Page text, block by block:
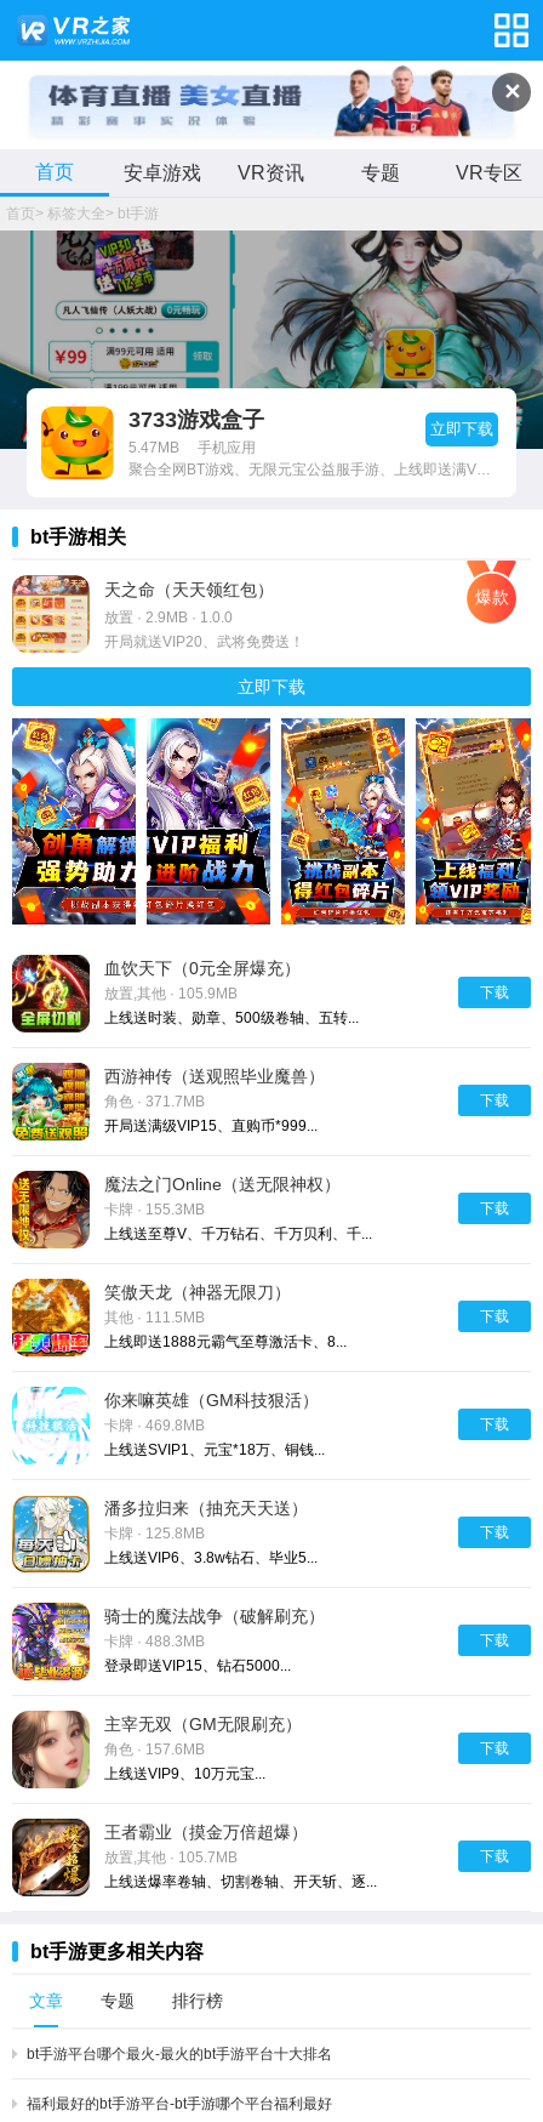
✕
首页 安卓游戏 VR资讯 专题 VR专区
首页> 标签大全> bt手游
3733游戏盒子
5.47MB
手机应用
立即下载
bt手游相关
爆款
天之命（天天领红包）
放置 · 2.9MB · 1.0.0
开局就送VIP20、武将免费送！
立即下载
血饮天下（0元全屏爆充）
放置,其他 · 105.9MB
上线送时装、勋章、500级卷轴、五转...
下载
西游神传（送观照毕业魔兽）
角色 · 371.7MB
开局送满级VIP15、直购币*999...
下载
魔法之门Online（送无限神权）
卡牌 · 155.3MB
上线送至尊V、千万钻石、千万贝利、千...
下载
笑傲天龙（神器无限刀）
其他 · 111.5MB
上线即送1888元霸气至尊激活卡、8...
下载
你来嘛英雄（GM科技狠活）
卡牌 · 469.8MB
上线送SVIP1、元宝*18万、铜钱...
下载
潘多拉归来（抽充天天送）
卡牌 · 125.8MB
上线送VIP6、3.8w钻石、毕业5...
下载
骑士的魔法战争（破解刷充）
卡牌 · 488.3MB
登录即送VIP15、钻石5000...
下载
主宰无双（GM无限刷充）
角色 · 157.6MB
上线送VIP9、10万元宝...
下载
王者霸业（摸金万倍超爆）
放置,其他 · 105.7MB
上线送爆率卷轴、切割卷轴、开天斩、逐...
下载
bt手游更多相关内容
文章 专题 排行榜
bt手游平台哪个最火-最火的bt手游平台十大排名
福利最好的bt手游平台-bt手游哪个平台福利最好